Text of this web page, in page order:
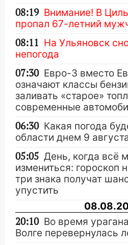
08:19 Внимание! В
пропал 67-летний
08:11 На Ульяновск
непогода
07:30 Евро-3 вместо
означают классы
заливать «старое»
современные
06:30 Какая погода
области днем 9
05:05 День, когда всё
измениться: гороскоп
три знака получат
упустить
20:10 Во время
Волге перевернулась